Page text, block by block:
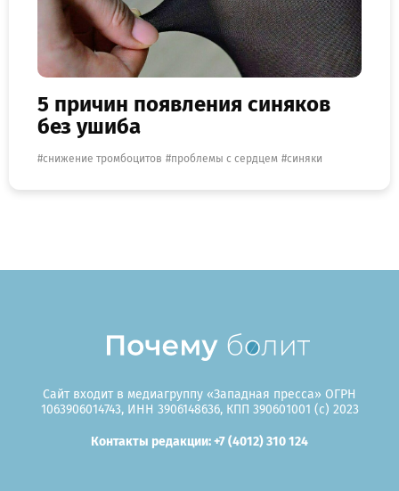
5 причин появления синяков
без ушиба
снижение тромбоцитов проблемы с сердцем синяки
Сайт входит в медиагруппу «Западная пресса» ОГРН
1063906014743, ИНН 3906148636, КПП 390601001 (c) 2023
Контакты редакции: +7 (4012) 310 124